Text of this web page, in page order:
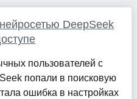
DeepSeek
пользователей с
попали в поисковую
ошибка в настройках